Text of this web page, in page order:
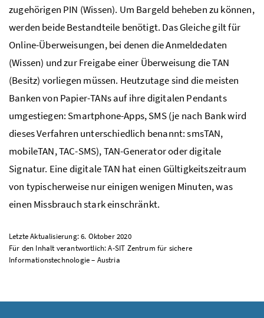
zugehörigen PIN (Wissen). Um Bargeld beheben zu können,
werden beide Bestandteile benötigt. Das Gleiche gilt für
Online-Überweisungen, bei denen die Anmeldedaten
(Wissen) und zur Freigabe einer Überweisung dieTAN
(Besitz) vorliegen müssen. Heutzutage sind die meisten
Banken von Papier-TANsauf ihre digitalen Pendants
umgestiegen: Smartphone-Apps,SMS(je nach Bank wird
dieses Verfahren unterschiedlich benannt:smsTAN,
mobileTAN,TAC-SMS),TAN-Generator oder digitale
Signatur. Eine digitaleTAN hat einen Gültigkeitszeitraum
von typischerweise nur einigen wenigen Minuten, was
einen Missbrauch stark einschränkt.
Letzte Aktualisierung: 6. Oktober 2020
Für den Inhalt verantwortlich: A-SIT Zentrum für sichere
Informationstechnologie – Austria